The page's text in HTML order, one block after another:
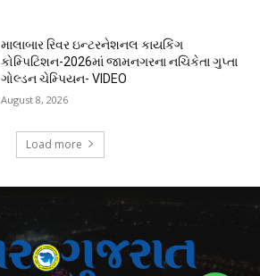
માલાબાર રિવર ઇન્ટરનેશનલ કાયકિંગ
કોમ્પિટિશન-2026માં જામનગરના નચિકેતા ગુપ્તા
ગોલ્ડન ચેમ્પિયન- VIDEO
August 8, 2026
Load more